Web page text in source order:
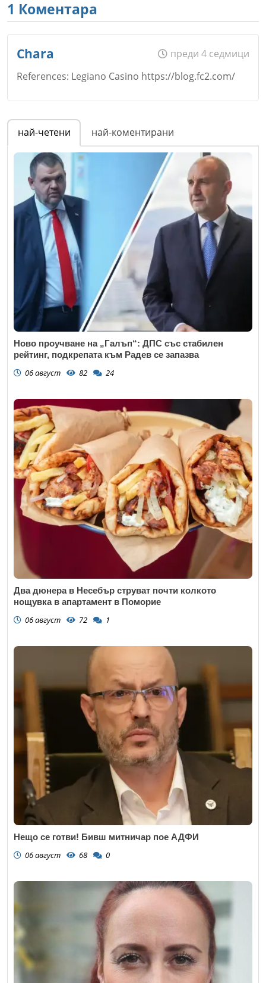
1 Коментара
Chara
преди 4 седмици
References: Legiano Casino https://blog.fc2.com/
Име*
Email
Коментар*
най-четени най-коментирани
Ново проучване на „Галъп“: ДПС със стабилен
рейтинг, подкрепата към Радев се запазва
06 август 82 24
Два дюнера в Несебър струват почти колкото
нощувка в апартамент в Поморие
06 август 72 1
Нещо се готви! Бивш митничар пое АДФИ
06 август 68 0